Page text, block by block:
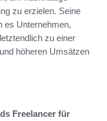
zu erzielen. Seine
es Unternehmen,
zu einer
höheren Umsätzen
Freelancer für